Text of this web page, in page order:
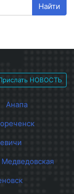
Найти
НОВОСТЬ
Анапа
Медведовская